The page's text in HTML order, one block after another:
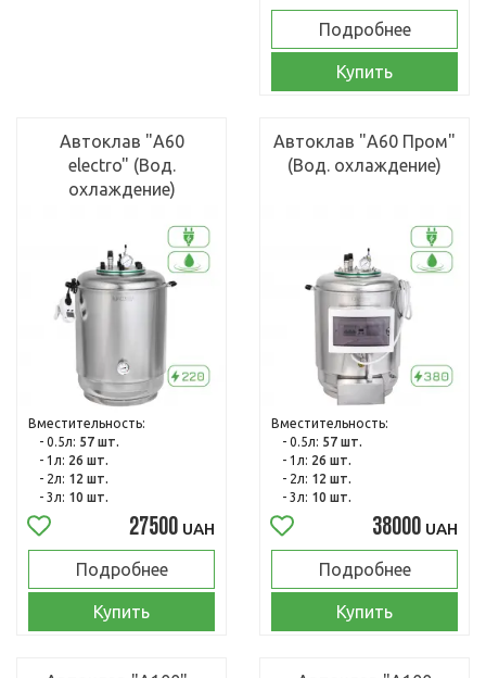
Подробнее
Купить
Автоклав "А60
electro" (Вод.
охлаждение)
Вместительность:
- 0.5л: 57 шт.
- 1л: 26 шт.
- 2л: 12 шт.
- 3л: 10 шт.
27500 UAH
Подробнее
Купить
Автоклав "А60 Пром"
(Вод. охлаждение)
Вместительность:
- 0.5л: 57 шт.
- 1л: 26 шт.
- 2л: 12 шт.
- 3л: 10 шт.
38000 UAH
Подробнее
Купить